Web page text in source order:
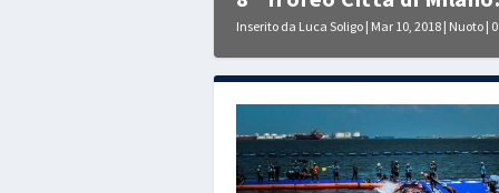
Inserito da Luca Soligo | Mar 10, 2018 | Nuoto | 0